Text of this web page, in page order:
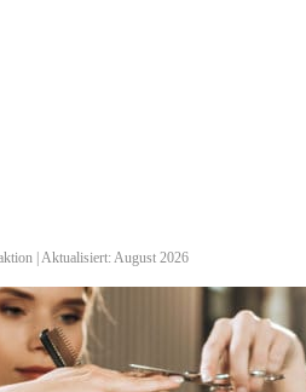
| Aktualisiert: August 2026